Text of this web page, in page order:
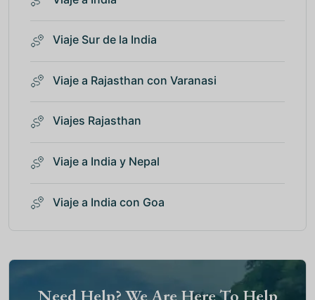
Viaje Sur de la India
Viaje a Rajasthan con Varanasi
Viajes Rajasthan
Viaje a India y Nepal
Viaje a India con Goa
Need Help? We Are Here To Help